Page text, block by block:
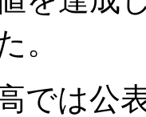
。
では公